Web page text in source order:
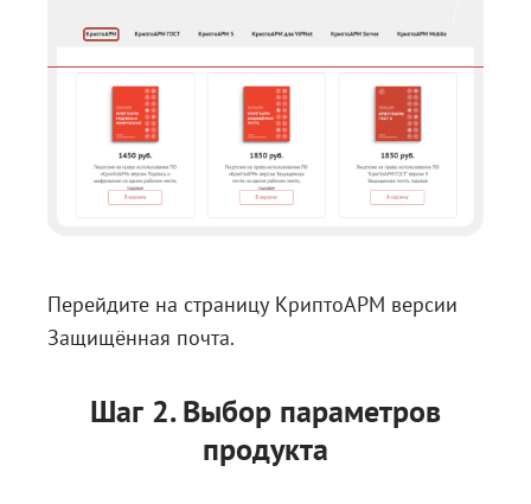
Перейдите на страницу КриптоАРМ версии
Защищённая почта.
Шаг 2. Выбор параметров
продукта